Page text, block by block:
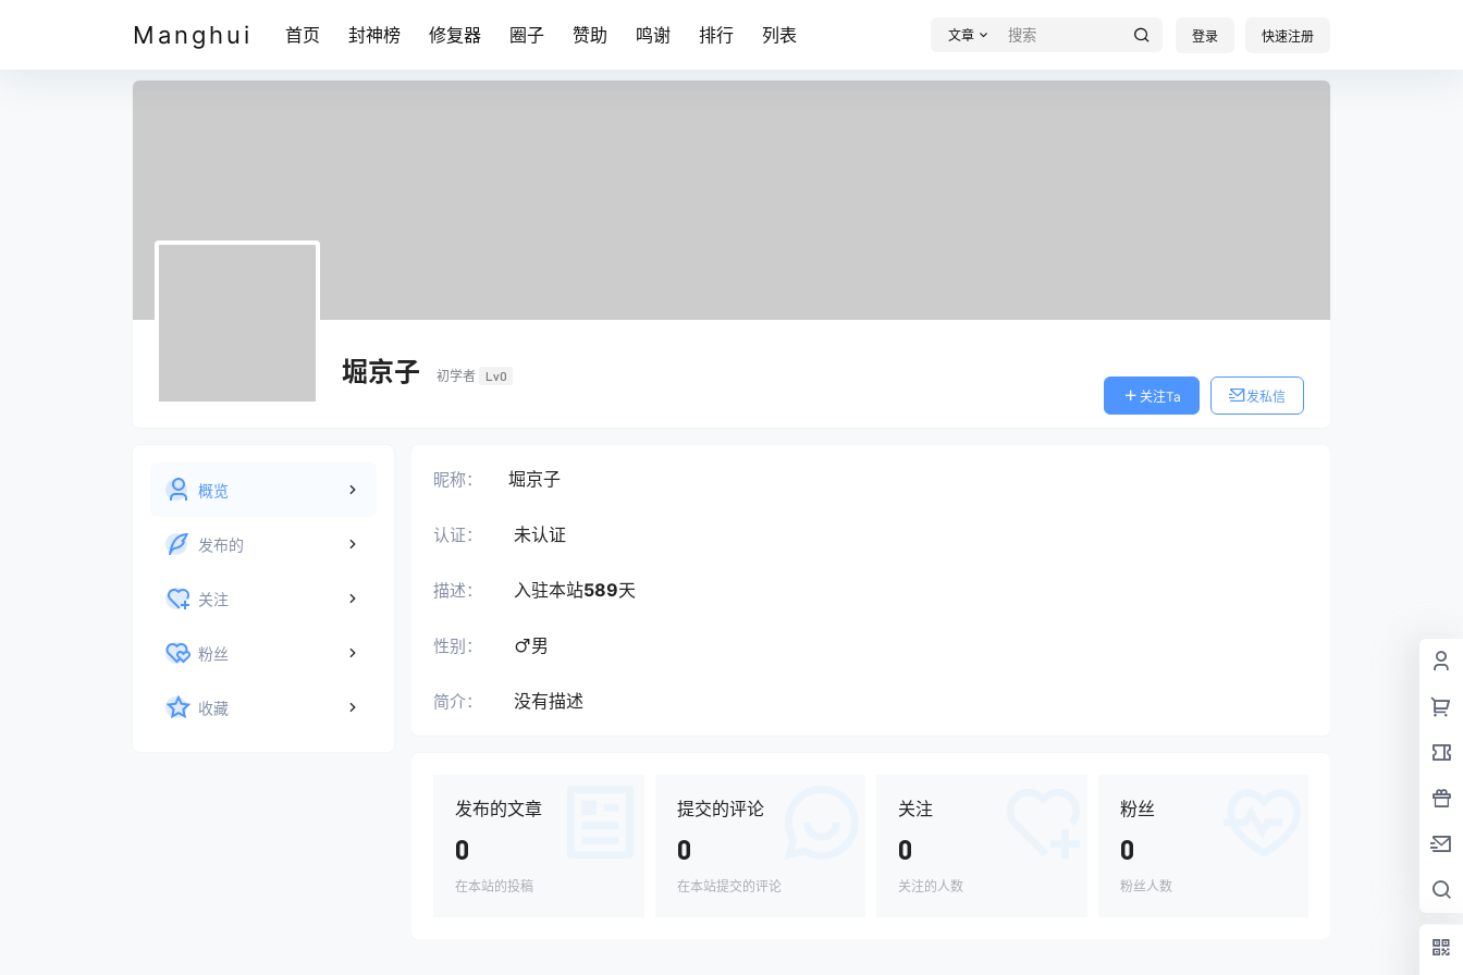
Manghui 首页 封神榜 修复器 圈子 赞助 鸣谢 排行 列表 文章 登录 快速注册
堀京子 初学者 Lv0
关注Ta
发私信
概览
发布的
关注
粉丝
收藏
昵称： 堀京子
认证： 未认证
描述： 入驻本站589天
性别： 男
简介： 没有描述
发布的文章
0
在本站的投稿
提交的评论
0
在本站提交的评论
关注
0
关注的人数
粉丝
0
粉丝人数